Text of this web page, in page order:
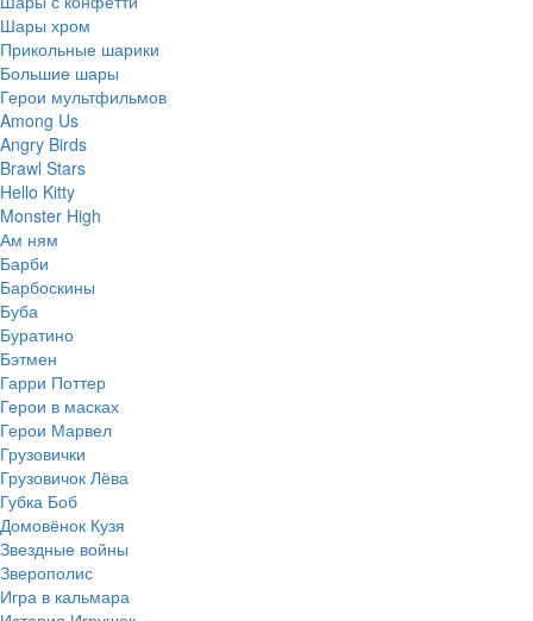
Шары хром
Прикольные шарики
Большие шары
Герои мультфильмов
Among Us
Angry Birds
Brawl Stars
Hello Kitty
Monster High
Ам ням
Барби
Барбоскины
Буба
Буратино
Бэтмен
Гарри Поттер
Герои в масках
Герои Марвел
Грузовички
Грузовичок Лёва
Губка Боб
Домовёнок Кузя
Звездные войны
Зверополис
Игра в кальмара